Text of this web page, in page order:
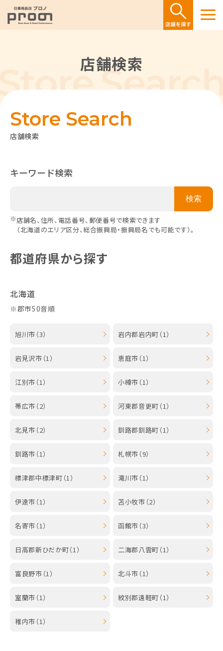
店舗検索
店舗検索
Store Search
キーワード検索
※店舗名、住所、電話番号、郵便番号で検索できます
（北海道のエリア区分、総合振興局・振興局名でも可能です）。
都道府県から探す
北海道
※郡市50音順
旭川市（3） 岩内郡岩内町（1）
岩見沢市（1） 恵庭市（1）
江別市（1） 小樽市（1）
帯広市（2） 河東郡音更町（1）
北見市（2） 釧路郡釧路町（1）
釧路市（1） 札幌市（9）
標津郡中標津町（1） 滝川市（1）
伊達市（1） 苫小牧市（2）
名寄市（1） 函館市（3）
日高郡新ひだか町（1） 二海郡八雲町（1）
富良野市（1） 北斗市（1）
室蘭市（1） 紋別郡遠軽町（1）
稚内市（1）